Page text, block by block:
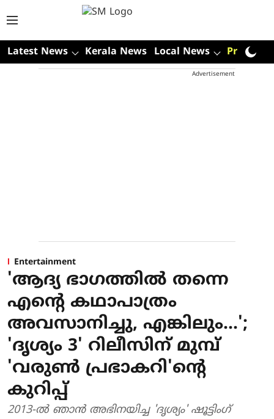
Latest News Kerala News Local News Premium
Advertisement
Entertainment
'ആദ്യ ഭാഗത്തില്‍ തന്നെ
എന്റെ കഥാപാത്രം
അവസാനിച്ചു, എങ്കിലും...';
'ദൃശ്യം 3' റിലീസിന് മുമ്പ്
'വരുണ്‍ പ്രഭാകറി'ന്റെ
കുറിപ്പ്
2013-ല്‍ ഞാന്‍ അഭിനയിച്ച 'ദൃശ്യം' ഷൂട്ടിംഗ്